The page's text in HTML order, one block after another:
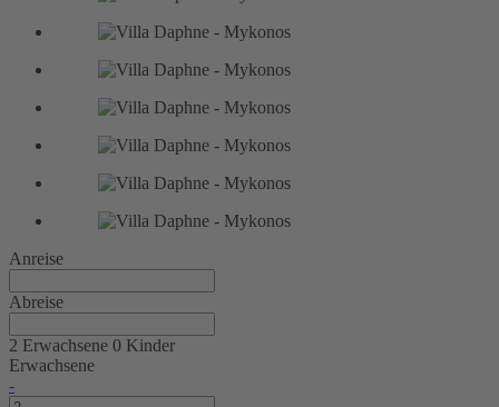
Anreise
Abreise
2 Erwachsene 0 Kinder
Erwachsene
-